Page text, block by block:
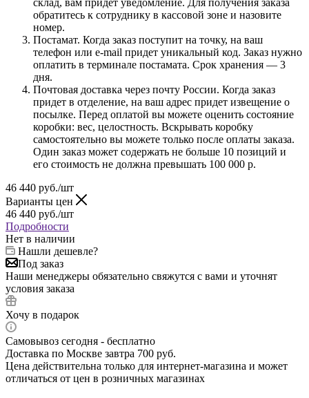
обратитесь к сотруднику в кассовой зоне и назовите
номер.
Постамат. Когда заказ поступит на точку, на ваш
телефон или e-mail придет уникальный код. Заказ нужно
оплатить в терминале постамата. Срок хранения — 3
дня.
Почтовая доставка через почту России. Когда заказ
придет в отделение, на ваш адрес придет извещение о
посылке. Перед оплатой вы можете оценить состояние
коробки: вес, целостность. Вскрывать коробку
самостоятельно вы можете только после оплаты заказа.
Один заказ может содержать не больше 10 позиций и
его стоимость не должна превышать 100 000 р.
46 440 руб./шт
Варианты цен
46 440 руб./шт
Подробности
Нет в наличии
Нашли дешевле?
Под заказ
Наши менеджеры обязательно свяжутся с вами и уточнят
условия заказа
Хочу в подарок
Самовывоз сегодня - бесплатно
Доставка по Москве завтра 700 руб.
Цена действительна только для интернет-магазина и может
отличаться от цен в розничных магазинах